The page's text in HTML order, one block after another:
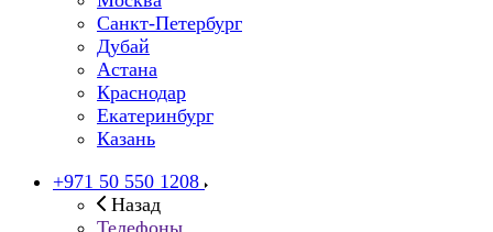
Санкт-Петербург
Дубай
Астана
Краснодар
Екатеринбург
Казань
+971 50 550 1208
Назад
Телефоны